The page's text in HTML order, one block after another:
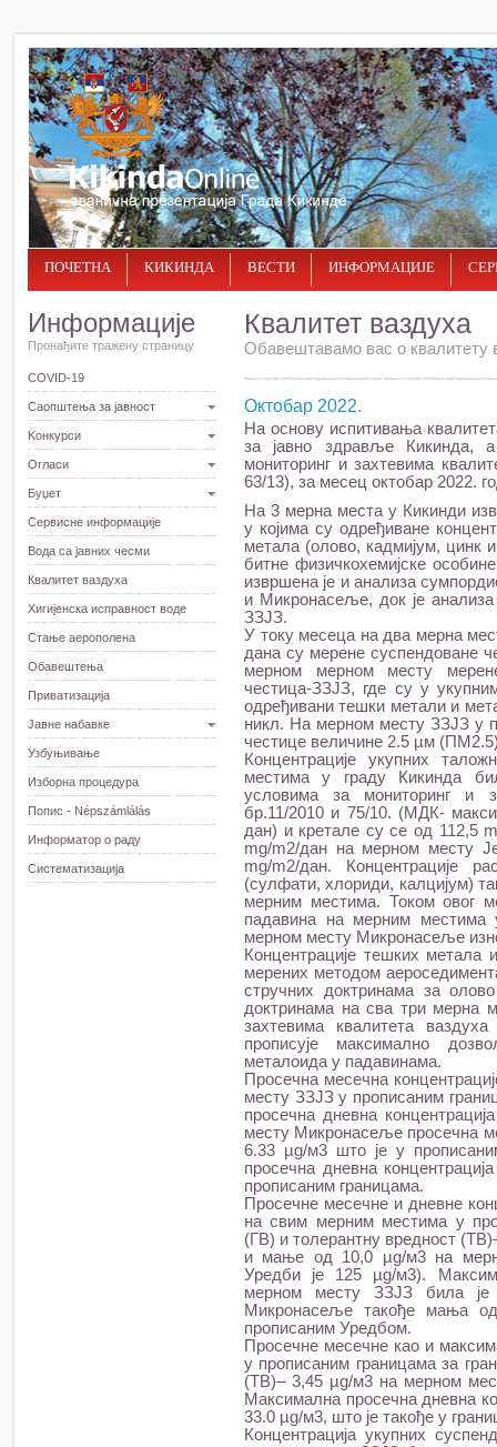
ПОЧЕТНА КИКИНДА ВЕСТИ ИНФОРМАЦИЈЕ
Информације
Пронађите тражену страницу
COVID-19
Саопштења за јавност
Kонкурси
Огласи
Буџет
Сервисне информације
Вода са јавних чесми
Квалитет ваздуха
Хигијенска исправност воде
Стање аерополена
Обавештења
Приватизација
Јавне набавке
Узбуњивање
Изборна процедура
Попис - Népszámlálás
Информатор о раду
Систематизација
Квалитет ваздуха
Обавештавамо вас о квалитету
Октобар 2022.
На основу испитивања
за јавно здравље
мониторинг и захтевима
63/13), за месец октобар 2022.
На 3 мерна места у Кикинди
у којима су одређиване
метала (олово, кадмијум, цинк
битне физичкохемијске
извршена је и анализа
и Микронасеље, док је
ЗЗЈЗ.
У току месеца на два мерна
дана су мерене суспендоване
мерном мерном месту
честица-ЗЗЈЗ, где су у
одређивани тешки метали и
никл. На мерном месту ЗЗЈЗ у
честице величине 2.5 µм
Концентрације укупних
местима у граду Кикинда
условима за мониторинг и
бр.11/2010 и 75/10. (МДК-
дан) и кретале су се од 112,5
mg/m2/дан на мерном месту
mg/m2/дан. Концентрације
(сулфати, хлориди, калцијум)
мерним местима. Током овог
падавина на мерним
мерном месту Микронасеље
Концентрације тешких
мерених методом
стручних доктринама за
доктринама на сва три мерна
захтевима квалитета
прописује максимално
металоида у падавинама.
Просечна месечна
месту ЗЗЈЗ у прописаним
просечна дневна
месту Микронасеље просечна
6.33 µg/м3 што је у
просечна дневна
прописаним границама.
Просечне месечне и дневне
на свим мерним местима у
(ГВ) и толерантну вредност
и мање од 10,0 µg/м3 на
Уредби је 125 µg/м3).
мерном месту ЗЗЈЗ била
Микронасеље такође мања
прописаним Уредбом.
Просечне месечне као и
у прописаним границама за
(ТВ)– 3,45 µg/м3 на мерном
Максимална просечна дневна
33.0 µg/м3, што је такође у
Концентрација укупних